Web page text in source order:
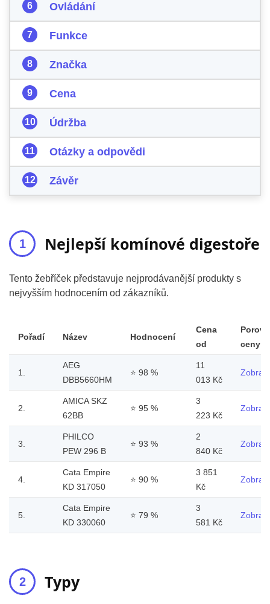
Ovládání
Funkce
Značka
Cena
Údržba
Otázky a odpovědi
Závěr
Nejlepší komínové digestoře
Tento žebříček představuje nejprodávanější produkty s
nejvyšším hodnocením od zákazníků.
Pořadí Název Hodnocení
Cena
od
ceny
1.
AEG
DBB5660HM
⭐ 98 %
11
013 Kč
2.
AMICA SKZ
62BB
⭐ 95 %
3
223 Kč
3.
PHILCO
PEW 296 B
⭐ 93 %
2
840 Kč
4.
Cata Empire
KD 317050
⭐ 90 %
3 851
Kč
5.
Cata Empire
KD 330060
⭐ 79 %
3
581 Kč
Typy